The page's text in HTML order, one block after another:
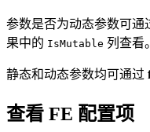
参数是否为动态参数可通
果中的 IsMutable 列查看。
静态和动态参数均可通过
查看 FE 配置项